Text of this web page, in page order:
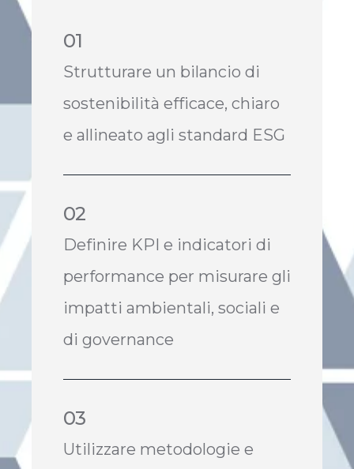
01
Strutturare un bilancio di
sostenibilità efficace, chiaro
e allineato agli standard ESG
02
Definire KPI e indicatori di
performance per misurare gli
impatti ambientali, sociali e
di governance
03
Utilizzare metodologie e